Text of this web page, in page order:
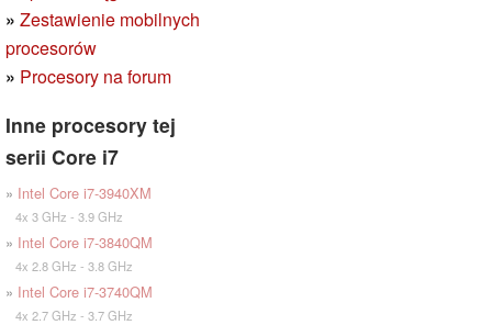
» Zestawienie mobilnych
procesorów
» Procesory na forum
Inne procesory tej
serii Core i7
» Intel Core i7-3940XM
4x 3 GHz - 3.9 GHz
» Intel Core i7-3840QM
4x 2.8 GHz - 3.8 GHz
» Intel Core i7-3740QM
4x 2.7 GHz - 3.7 GHz